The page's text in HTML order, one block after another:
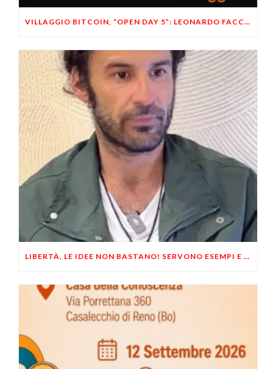
VILLAGGIO BITCOIN, “OPEN DAY 5”: LEONARDO FACCO OSPITE A BRESCIA
LIBERTÀ, LE IDEE NON BASTANO! SERVONO ESEMPI E UN PO’ DI COERENZA